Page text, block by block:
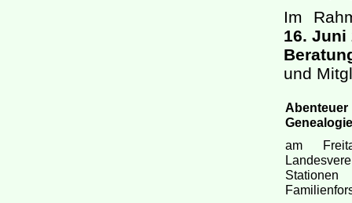
Im
16. Juni
und
Genealogie
am